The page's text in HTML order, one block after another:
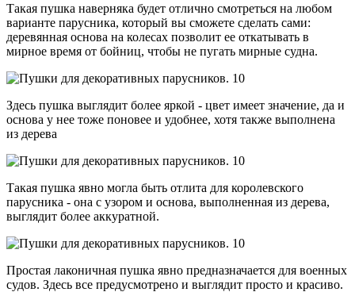
Такая пушка наверняка будет отлично смотреться на любом
варианте парусника, который вы сможете сделать сами:
деревянная основа на колесах позволит ее откатывать в
мирное время от бойниц, чтобы не пугать мирные судна.
Здесь пушка выглядит более яркой - цвет имеет значение, да и
основа у нее тоже поновее и удобнее, хотя также выполнена
из дерева
Такая пушка явно могла быть отлита для королевского
парусника - она с узором и основа, выполненная из дерева,
выглядит более аккуратной.
Простая лаконичная пушка явно предназначается для военных
судов. Здесь все предусмотрено и выглядит просто и красиво.